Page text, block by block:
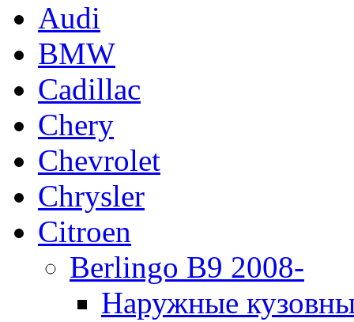
Audi
BMW
Cadillac
Chery
Chevrolet
Chrysler
Citroen
Berlingo B9 2008-
Наружные